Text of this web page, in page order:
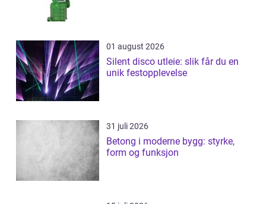
01 august 2026
Silent disco utleie: slik får du en
unik festopplevelse
31 juli 2026
Betong i moderne bygg: styrke,
form og funksjon